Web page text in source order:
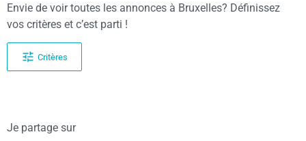
Envie de voir toutes les annonces à Bruxelles? Définissez
vos critères et c’est parti !
Critères
Je partage sur